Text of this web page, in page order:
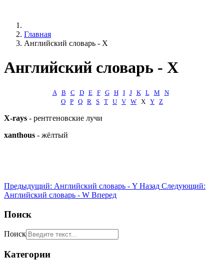
Главная
Английский словарь - X
Английский словарь - X
А B C D E F G H I J K L M
N
O P Q R S T U V W X Y Z
X-rays - рентгеновские лучи
xanthous - жёлтый
Предыдущий: Английский словарь - Y Назад Следующий:
Английский словарь - W Вперед
Поиск
Поиск
Категории